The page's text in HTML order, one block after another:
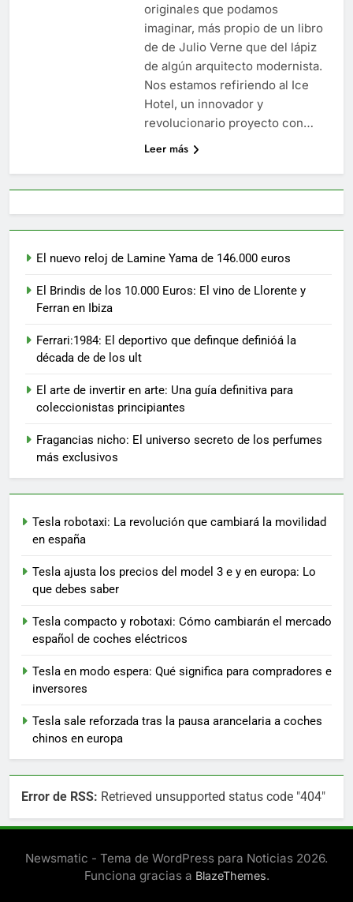
originales que podamos
imaginar, más propio de un libro
de de Julio Verne que del lápiz
de algún arquitecto modernista.
Nos estamos refiriendo al Ice
Hotel, un innovador y
revolucionario proyecto con…
Leer más
El nuevo reloj de Lamine Yama de 146.000 euros
El Brindis de los 10.000 Euros: El vino de Llorente y
Ferran en Ibiza
Ferrari:1984: El deportivo que definque definióá la
década de de los ult
El arte de invertir en arte: Una guía definitiva para
coleccionistas principiantes
Fragancias nicho: El universo secreto de los perfumes
más exclusivos
Tesla robotaxi: La revolución que cambiará la movilidad
en españa
Tesla ajusta los precios del model 3 e y en europa: Lo
que debes saber
Tesla compacto y robotaxi: Cómo cambiarán el mercado
español de coches eléctricos
Tesla en modo espera: Qué significa para compradores e
inversores
Tesla sale reforzada tras la pausa arancelaria a coches
chinos en europa
Error de RSS: Retrieved unsupported status code "404"
Newsmatic - Tema de WordPress para Noticias 2026.
Funciona gracias a BlazeThemes.